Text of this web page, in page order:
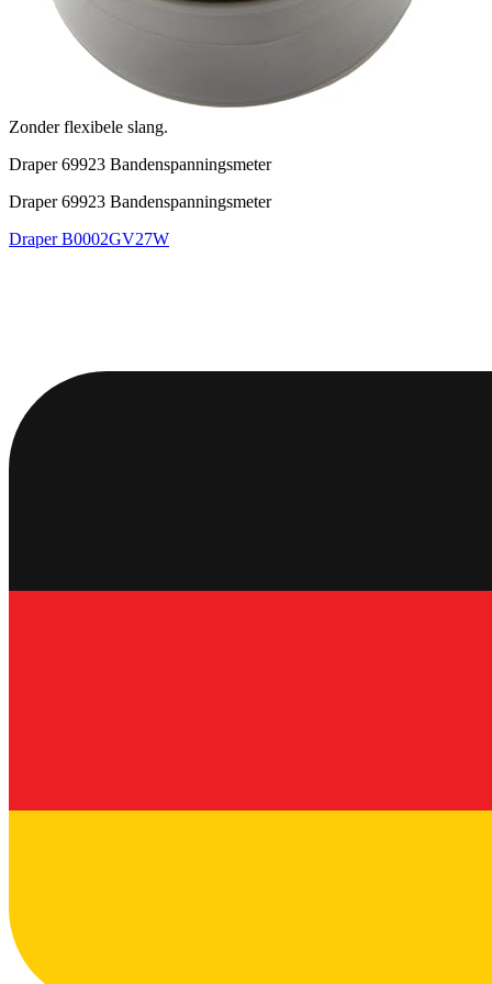
Zonder flexibele slang.
Draper 69923 Bandenspanningsmeter
Draper 69923 Bandenspanningsmeter
DraperB0002GV27W